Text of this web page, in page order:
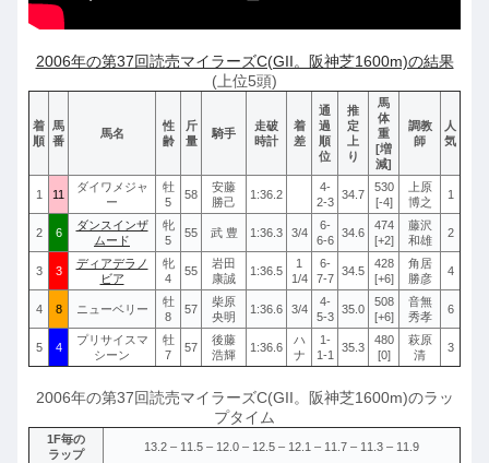
2006年の第37回読売マイラーズC(GII。阪神芝1600m)の結果
(上位5頭)
着
順
馬
番
馬名
性
齢
斤
量
騎手
走破
時計
着
差
通
過
順
位
推
定
上
り
馬
体
重
[増
減]
調教
師
人
気
1 11
ダイワメジャ
ー
牡
5
58
安藤
勝己
1:36.2
4-
2-3
34.7
530
[-4]
上原
博之
1
2 6
ダンスインザ
ムード
牝
5
55 武 豊 1:36.3 3/4
6-
6-6
34.6
474
[+2]
藤沢
和雄
2
3 3
ディアデラノ
ビア
牝
4
55
岩田
康誠
1:36.5
1
1/4
6-
7-7
34.5
428
[+6]
角居
勝彦
4
4 8 ニューベリー
牡
8
57
柴原
央明
1:36.6 3/4
4-
5-3
35.0
508
[+6]
音無
秀孝
6
5 4
プリサイスマ
シーン
牡
7
57
後藤
浩輝
1:36.6
ハ
ナ
1-
1-1
35.3
480
[0]
萩原
清
3
2006年の第37回読売マイラーズC(GII。阪神芝1600m)のラッ
プタイム
1F毎の
ラップ
13.2 – 11.5 – 12.0 – 12.5 – 12.1 – 11.7 – 11.3 – 11.9